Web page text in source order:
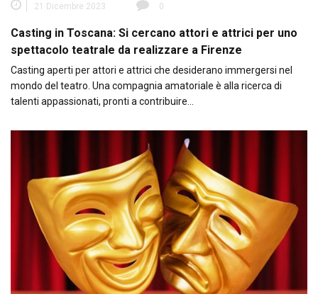
21 Dicembre 2023 0
Casting in Toscana: Si cercano attori e attrici per uno
spettacolo teatrale da realizzare a Firenze
Casting aperti per attori e attrici che desiderano immergersi nel
mondo del teatro. Una compagnia amatoriale è alla ricerca di
talenti appassionati, pronti a contribuire…